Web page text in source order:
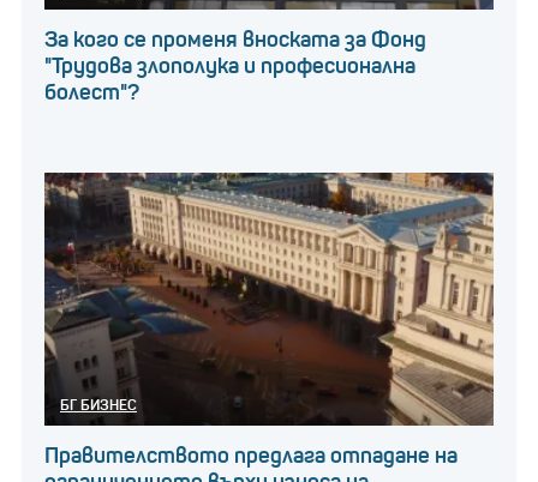
За кого се променя вноската за Фонд
"Трудова злополука и професионална
болест"?
БГ БИЗНЕС
Правителството предлага отпадане на